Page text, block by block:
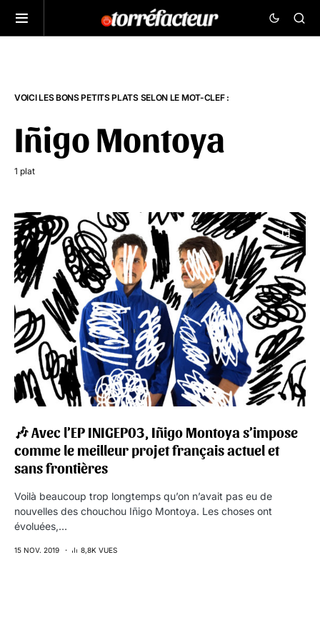
VOICI LES BONS PETITS PLATS SELON LE MOT-CLEF :
Iñigo Montoya
1 plat
🎶 Avec l’EP INIGEP03, Iñigo Montoya s’impose
comme le meilleur projet français actuel et
sans frontières
Voilà beaucoup trop longtemps qu’on n’avait pas eu de
nouvelles des chouchou Iñigo Montoya. Les choses ont
évoluées,…
15 NOV. 2019 8,8K VUES